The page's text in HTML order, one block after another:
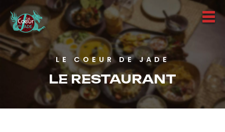
LE COEUR DE JADE
LE RESTAURANT